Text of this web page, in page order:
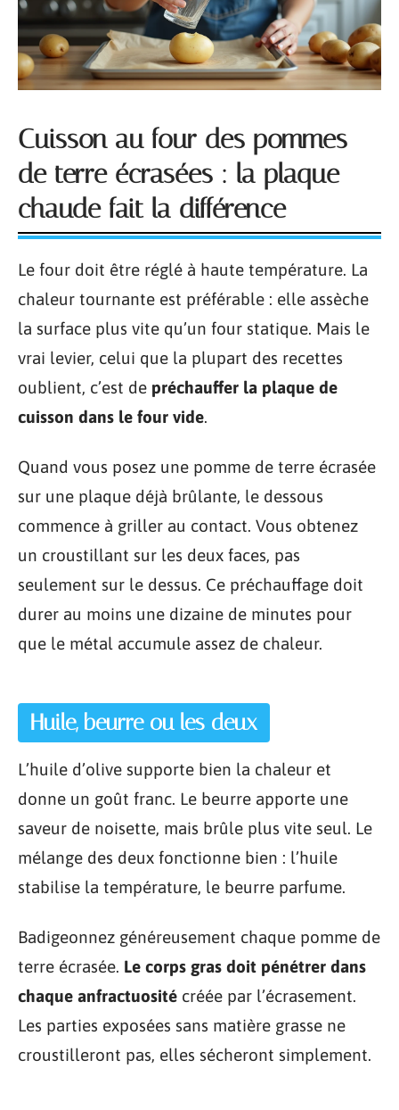
Cuisson au four des pommes
de terre écrasées : la plaque
chaude fait la différence
Le four doit être réglé à haute température. La
chaleur tournante est préférable : elle assèche
la surface plus vite qu’un four statique. Mais le
vrai levier, celui que la plupart des recettes
oublient, c’est de préchauffer la plaque de
cuisson dans le four vide.
Quand vous posez une pomme de terre écrasée
sur une plaque déjà brûlante, le dessous
commence à griller au contact. Vous obtenez
un croustillant sur les deux faces, pas
seulement sur le dessus. Ce préchauffage doit
durer au moins une dizaine de minutes pour
que le métal accumule assez de chaleur.
Huile, beurre ou les deux
L’huile d’olive supporte bien la chaleur et
donne un goût franc. Le beurre apporte une
saveur de noisette, mais brûle plus vite seul. Le
mélange des deux fonctionne bien : l’huile
stabilise la température, le beurre parfume.
Badigeonnez généreusement chaque pomme de
terre écrasée. Le corps gras doit pénétrer dans
chaque anfractuosité créée par l’écrasement.
Les parties exposées sans matière grasse ne
croustilleront pas, elles sécheront simplement.